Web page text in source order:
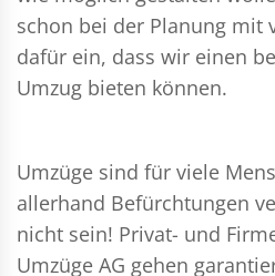
schon bei der Planung mit
dafür ein, dass wir einen
Umzug bieten können.
Umzüge sind für viele
allerhand Befürchtungen
nicht sein! Privat- und
Umzüge AG gehen